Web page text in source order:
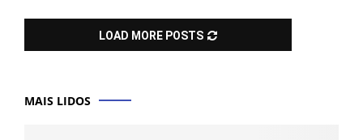
LOAD MORE POSTS
MAIS LIDOS